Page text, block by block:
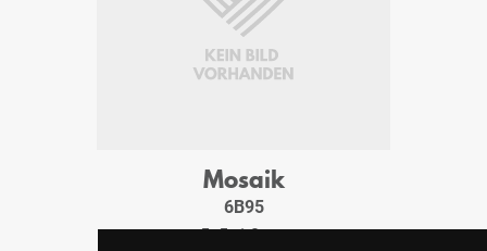
Mosaik
6B95
5x5x1,0 cm